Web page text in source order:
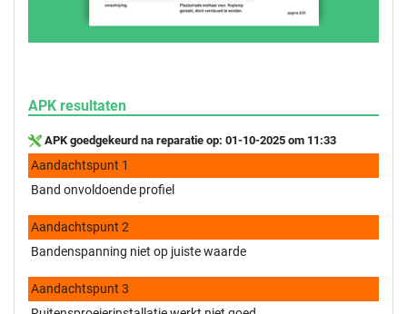
APK resultaten
APK goedgekeurd na reparatie op: 01-10-2025 om 11:33
Aandachtspunt 1
Band onvoldoende profiel
Aandachtspunt 2
Bandenspanning niet op juiste waarde
Aandachtspunt 3